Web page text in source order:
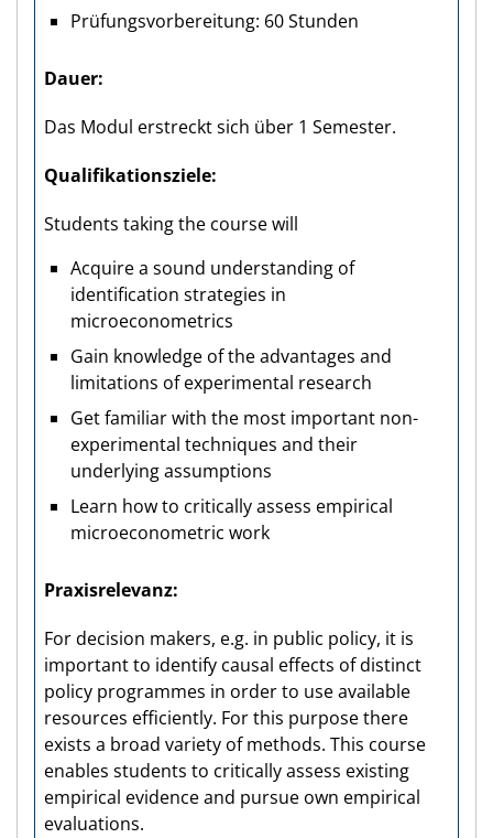
Prüfungsvorbereitung: 60 Stunden
Dauer
Das Modul erstreckt sich über 1 Semester.
Qualifikations­ziele
Students taking the course will
Acquire a sound understanding of
identification strategies in
microeconometrics
Gain knowledge of the advantages and
limitations of experimental research
Get familiar with the most important non-
experimental techniques and their
underlying assumptions
Learn how to critically assess empirical
microeconometric work
Praxisrelevanz
For decision makers, e.g. in public policy, it is
important to identify causal effects of distinct
policy programmes in order to use available
resources efficiently. For this purpose there
exists a broad variety of methods. This course
enables students to critically assess existing
empirical evidence and pursue own empirical
evaluations.